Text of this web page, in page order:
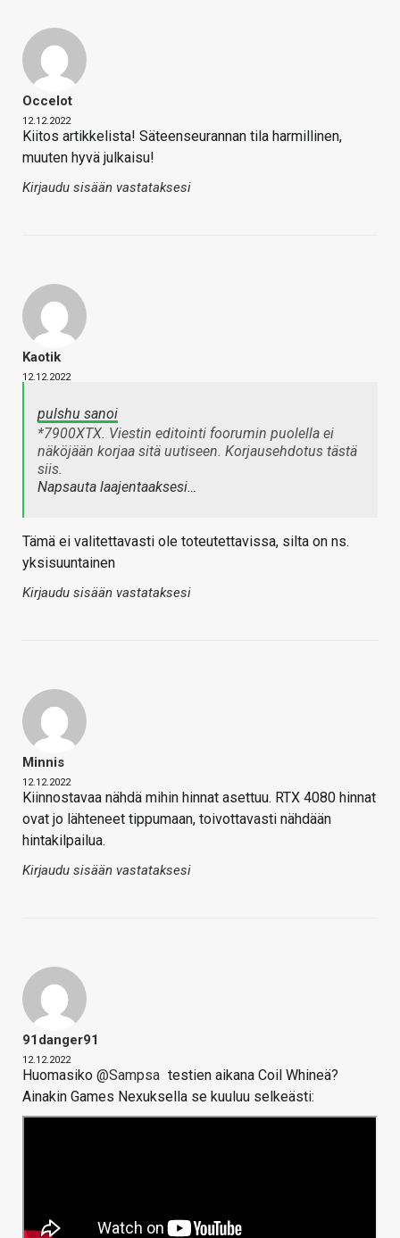
Occelot
12.12.2022
Kiitos artikkelista! Säteenseurannan tila harmillinen,
muuten hyvä julkaisu!
Kirjaudu sisään vastataksesi
Kaotik
12.12.2022
pulshu sanoi
*7900XTX. Viestin editointi foorumin puolella ei
näköjään korjaa sitä uutiseen. Korjausehdotus tästä
siis.
Napsauta laajentaaksesi…
Tämä ei valitettavasti ole toteutettavissa, silta on ns.
yksisuuntainen
Kirjaudu sisään vastataksesi
Minnis
12.12.2022
Kiinnostavaa nähdä mihin hinnat asettuu. RTX 4080 hinnat
ovat jo lähteneet tippumaan, toivottavasti nähdään
hintakilpailua.
Kirjaudu sisään vastataksesi
91danger91
12.12.2022
Huomasiko @Sampsa testien aikana Coil Whineä?
Ainakin Games Nexuksella se kuuluu selkeästi: